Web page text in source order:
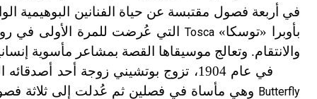
بأوبرا «توسكا»Tosca
والانتقام. وتعالج موسيقاها القصة بمشاعر مأسوية
في عام 1904، تزوج بوتشيني زوجة أحد أصدقائه المتوفى، وألّف في السنة ذاتها، موسيقى أوبرا «مدام بترفلاي»
Butterfly وهي مأساة في فصلين ثم عُدلت إلى ثلاثة